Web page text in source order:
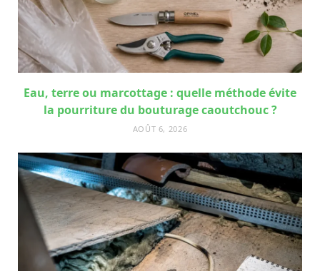
Eau, terre ou marcottage : quelle méthode évite
la pourriture du bouturage caoutchouc ?
AOÛT 6, 2026